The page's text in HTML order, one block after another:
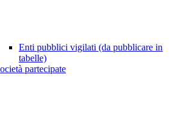
Enti pubblici vigilati (da pubblicare in
tabelle)
partecipate